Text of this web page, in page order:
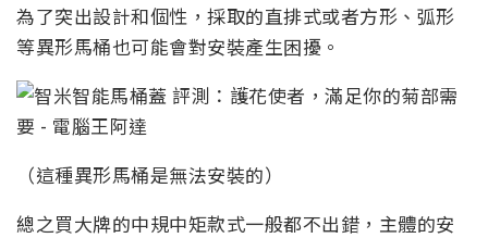
為了突出設計和個性，採取的直排式或者方形、弧形
等異形馬桶也可能會對安裝產生困擾。
（這種異形馬桶是無法安裝的）
總之買大牌的中規中矩款式一般都不出錯，主體的安